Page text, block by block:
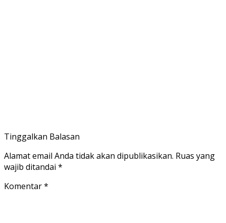
Tinggalkan Balasan
Alamat email Anda tidak akan dipublikasikan. Ruas yang
wajib ditandai *
Komentar*